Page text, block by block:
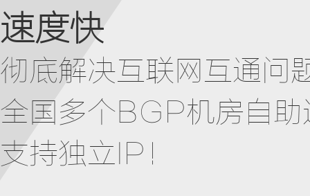
速度快
彻底解决互联网互通问
全国多个BGP机房自助
支持独立IP！